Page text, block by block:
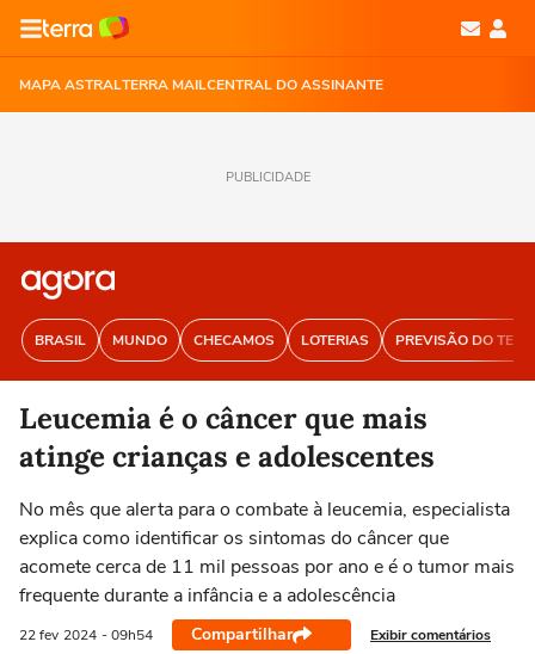
MAPA ASTRALTERRA MAILCENTRAL DO ASSINANTE
PUBLICIDADE
BRASIL MUNDO CHECAMOS LOTERIAS PREVISÃO DO
Leucemia é o câncer que mais
atinge crianças e adolescentes
No mês que alerta para o combate à leucemia, especialista
explica como identificar os sintomas do câncer que
acomete cerca de 11 mil pessoas por ano e é o tumor mais
frequente durante a infância e a adolescência
22 fev 2024 - 09h54 Compartilhar Exibir comentários